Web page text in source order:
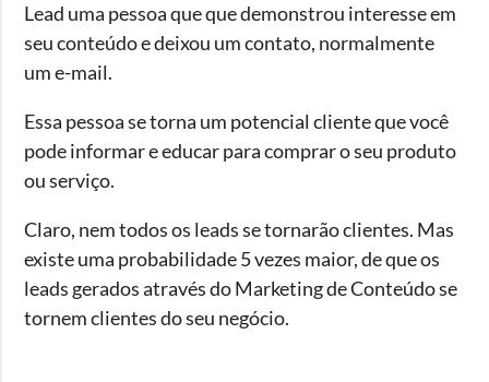
Lead uma pessoa que que demonstrou interesse em
seu conteúdo e deixou um contato, normalmente
um e-mail.
Essa pessoa se torna um potencial cliente que você
pode informar e educar para comprar o seu produto
ou serviço.
Claro, nem todos os leads se tornarão clientes. Mas
existe uma probabilidade 5 vezes maior, de que os
leads gerados através do Marketing de Conteúdo se
tornem clientes do seu negócio.